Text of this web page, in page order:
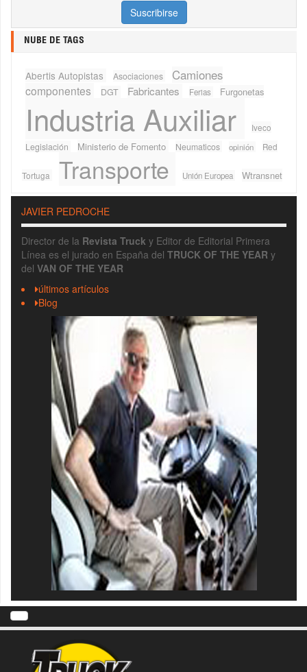
NUBE DE TAGS
Abertis Autopistas Asociaciones Camiones
componentes DGT Fabricantes Ferias Furgonetas
Industria Auxiliar
Iveco
Legislación
Ministerio de Fomento Neumaticos opinión Red
Tortuga Transporte Unión Europea Wtransnet
JAVIER PEDROCHE
Director de la Revista Truck y Editor de Editorial Primera
Línea es el jurado en España del TRUCK OF THE YEAR y
del VAN OF THE YEAR
últimos artículos
Blog